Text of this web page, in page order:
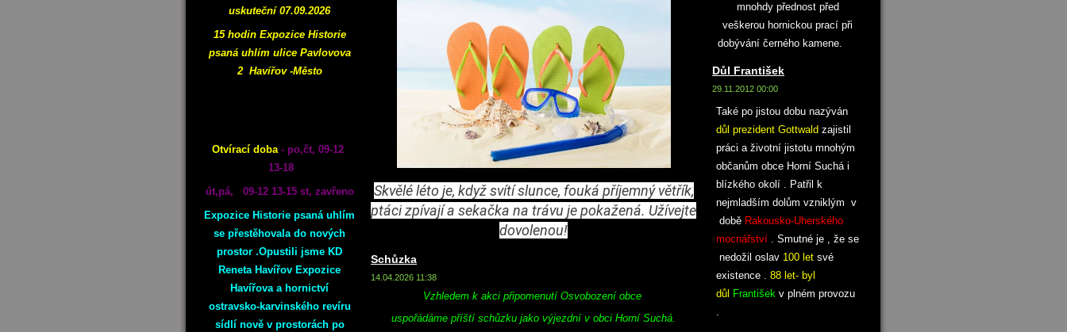
Skvělé léto je, když svítí slunce, fouká příjemný větřík,
ptáci zpívají a sekačka na trávu je pokažená. Užívejte
dovolenou!
Schůzka
14.04.2026 11:38
Vzhledem k akci připomenutí Osvobození obce
uspořádáme příští schůzku jako výjezdní v obci Horní Suchá.
mnohdy přednost před
veškerou hornickou prací při
dobývání černého kamene.
Důl František
29.11.2012 00:00
Také po jistou dobu nazýván
důl prezident Gottwald zajistil
práci a životní jistotu mnohým
občanům obce Horní Suchá i
blízkého okolí . Patřil k
nejmladším dolům vzniklým v
době Rakousko-Uherského
mocnářství . Smutné je , že se
nedožil oslav 100 let své
existence . 88 let- byl
důl František v plném provozu
.
uskuteční 07.09.2026
15 hodin Expozice Historie
psaná uhlím ulice Pavlovova
2 Havířov -Město
Otvírací doba - po,čt, 09-12
13-18
út,pá, 09-12 13-15 st, zavřeno
Expozice Historie psaná uhlím
se přestěhovala do nových
prostor .Opustili jsme KD
Reneta Havířov Expozice
Havířova a hornictví
ostravsko-karvinského revíru
sídlí nově v prostorách po